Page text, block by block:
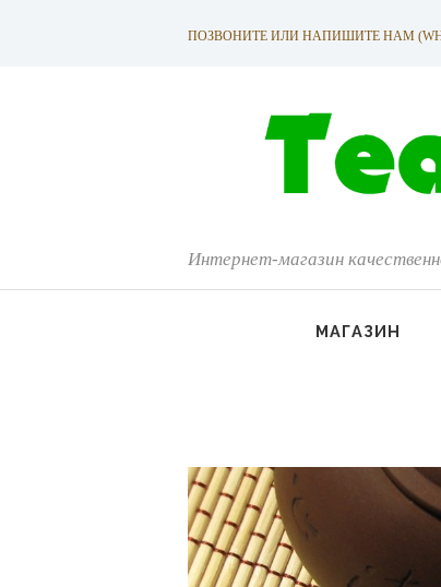
ПОЗВОНИТЕ ИЛИ НАПИШИТЕ НАМ
Интернет-магазин
МАГАЗИН